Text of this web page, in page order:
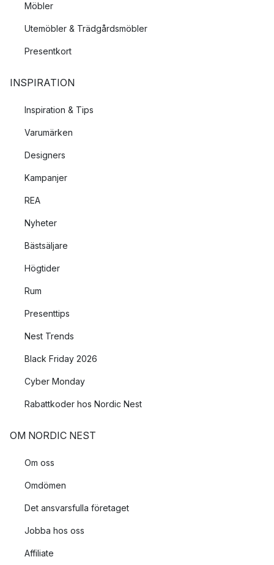
Möbler
Utemöbler & Trädgårdsmöbler
Presentkort
INSPIRATION
Inspiration & Tips
Varumärken
Designers
Kampanjer
REA
Nyheter
Bästsäljare
Högtider
Rum
Presenttips
Nest Trends
Black Friday 2026
Cyber Monday
Rabattkoder hos Nordic Nest
OM NORDIC NEST
Om oss
Omdömen
Det ansvarsfulla företaget
Jobba hos oss
Affiliate